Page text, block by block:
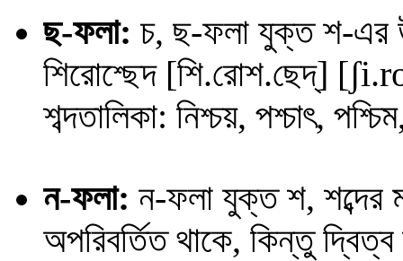
ছ-ফলা: চ, ছ-ফলা যুক্ত শ-এর
শিরোশ্ছেদ[শি.রোশ.ছেদ্] [ʃi.r
শব্দতালিকা: নিশ্চয়, পশ্চাৎ,
ন-ফলা: ন-ফলা যুক্ত শ, শব্দের
অপরিবর্তিত থাকে, কিন্তু